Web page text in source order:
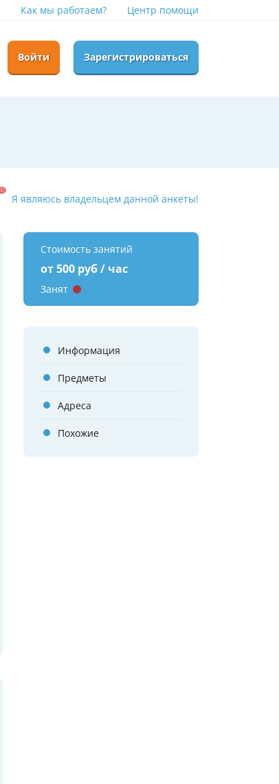
Как мы работаем? Центр помощи
Войти Зарегистрироваться
Я являюсь владельцем данной анкеты!
Стоимость занятий
от 500 руб / час
Занят
Информация
Предметы
Адреса
Похожие